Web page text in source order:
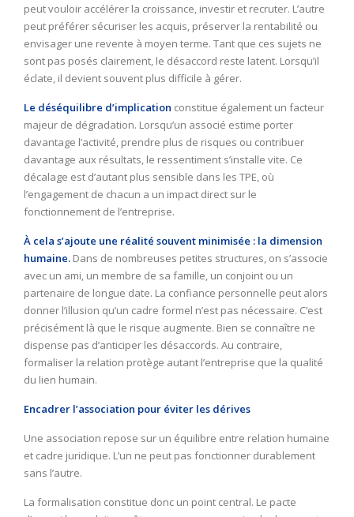
peut vouloir accélérer la croissance, investir et recruter. L’autre
peut préférer sécuriser les acquis, préserver la rentabilité ou
envisager une revente à moyen terme. Tant que ces sujets ne
sont pas posés clairement, le désaccord reste latent. Lorsqu’il
éclate, il devient souvent plus difficile à gérer.
Le déséquilibre d’implication constitue également un facteur
majeur de dégradation. Lorsqu’un associé estime porter
davantage l’activité, prendre plus de risques ou contribuer
davantage aux résultats, le ressentiment s’installe vite. Ce
décalage est d’autant plus sensible dans les TPE, où
l’engagement de chacun a un impact direct sur le
fonctionnement de l’entreprise.
À cela s’ajoute une réalité souvent minimisée : la dimension
humaine. Dans de nombreuses petites structures, on s’associe
avec un ami, un membre de sa famille, un conjoint ou un
partenaire de longue date. La confiance personnelle peut alors
donner l’illusion qu’un cadre formel n’est pas nécessaire. C’est
précisément là que le risque augmente. Bien se connaître ne
dispense pas d’anticiper les désaccords. Au contraire,
formaliser la relation protège autant l’entreprise que la qualité
du lien humain.
Encadrer l’association pour éviter les dérives
Une association repose sur un équilibre entre relation humaine
et cadre juridique. L’un ne peut pas fonctionner durablement
sans l’autre.
La formalisation constitue donc un point central. Le pacte